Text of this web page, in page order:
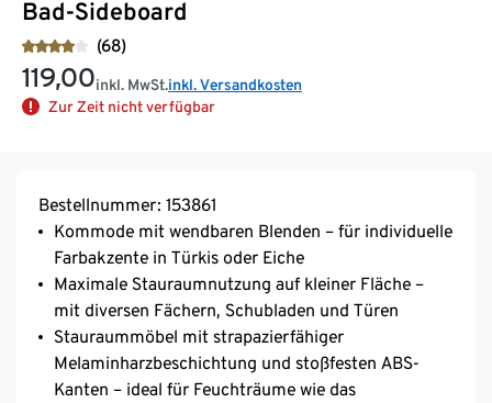
Bad-Sideboard
(68)
119,00inkl. MwSt.inkl. Versandkosten
Zur Zeit nicht verfügbar
Bestellnummer: 153861
Kommode mit wendbaren Blenden – für individuelle
Farbakzente in Türkis oder Eiche
Maximale Stauraumnutzung auf kleiner Fläche –
mit diversen Fächern, Schubladen und Türen
Stauraummöbel mit strapazierfähiger
Melaminharzbeschichtung und stoßfesten ABS-
Kanten – ideal für Feuchträume wie das